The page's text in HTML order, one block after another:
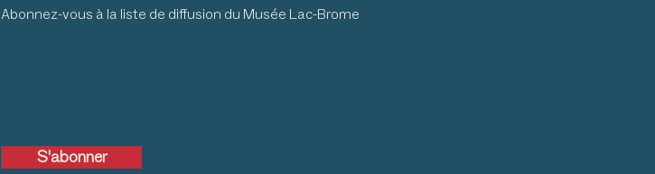
S'abonner
Abonnez-vous à la liste de diffusion du Musée Lac-Brome